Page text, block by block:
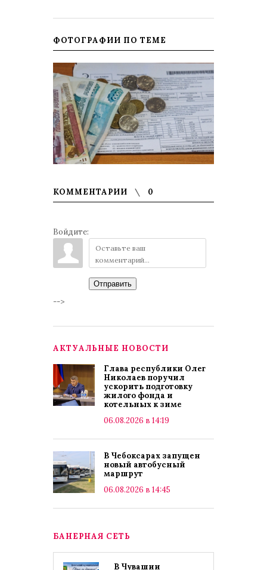
ФОТОГРАФИИ ПО ТЕМЕ
КОММЕНТАРИИ 0
Войдите:
Отправить
-->
АКТУАЛЬНЫЕ НОВОСТИ
Глава республики Олег
Николаев поручил
ускорить подготовку
жилого фонда и
котельных к зиме
06.08.2026 в 14:19
В Чебоксарах запущен
новый автобусный
маршрут
06.08.2026 в 14:45
БАНЕРНАЯ СЕТЬ
В Чувашии